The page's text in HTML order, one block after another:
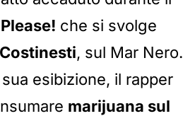
che si svolge
Costinesti, sul Mar Nero.
esibizione, il rapper
marijuana sul